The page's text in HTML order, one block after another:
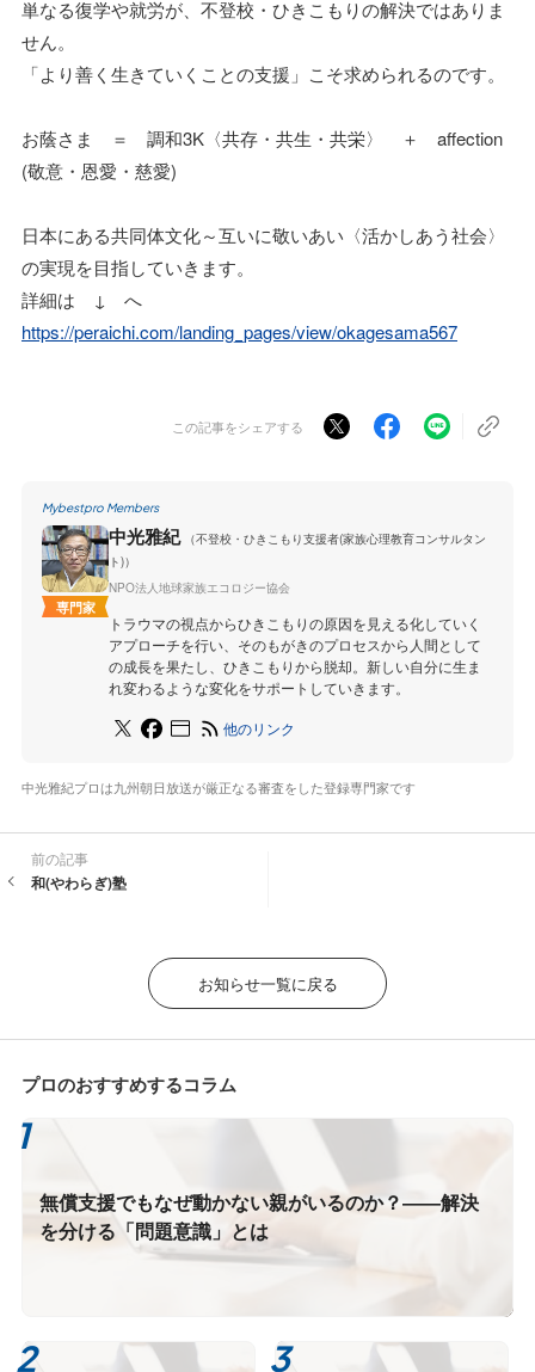
単なる復学や就労が、不登校・ひきこもりの解決ではありま
せん。
「より善く生きていくことの支援」こそ求められるのです。
お蔭さま ＝ 調和3K〈共存・共生・共栄〉 ＋ affection
(敬意・恩愛・慈愛)
日本にある共同体文化～互いに敬いあい〈活かしあう社会〉
の実現を目指していきます。
詳細は ↓ へ
https://peraichi.com/landing_pages/view/okagesama567
この記事をシェアする
Mybestpro Members
専門家
中光雅紀
（不登校・ひきこもり支援者(家族心理教育コンサルタン
ト)）
NPO法人地球家族エコロジー協会
トラウマの視点からひきこもりの原因を見える化していく
アプローチを行い、そのもがきのプロセスから人間として
の成長を果たし、ひきこもりから脱却。新しい自分に生ま
れ変わるような変化をサポートしていきます。
他のリンク
中光雅紀プロは九州朝日放送が厳正なる審査をした登録専門家です
前の記事
和(やわらぎ)塾
お知らせ一覧に戻る
プロのおすすめするコラム
無償支援でもなぜ動かない親がいるのか？――解決
を分ける「問題意識」とは